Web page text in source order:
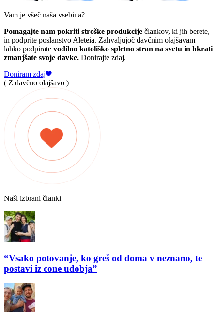
Vam je všeč naša vsebina?
Pomagajte nam pokriti stroške produkcije člankov, ki jih berete,
in podprite poslanstvo Aleteia. Zahvaljujoč davčnim olajšavam
lahko podpirate vodilno katoliško spletno stran na svetu in hkrati
zmanjšate svoje davke. Donirajte zdaj.
Doniram zdaj
( Z davčno olajšavo )
Naši izbrani članki
“Vsako potovanje, ko greš od doma v neznano, te
postavi iz cone udobja”